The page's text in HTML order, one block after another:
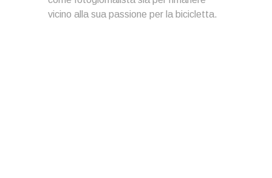
vicino alla sua passione per la bicicletta.